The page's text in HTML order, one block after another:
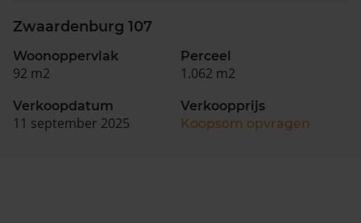
Zwaardenburg 107
Woonoppervlak
92 m2
Perceel
1.062 m2
Verkoopdatum
11 september 2025
Verkoopprijs
Koopsom opvragen